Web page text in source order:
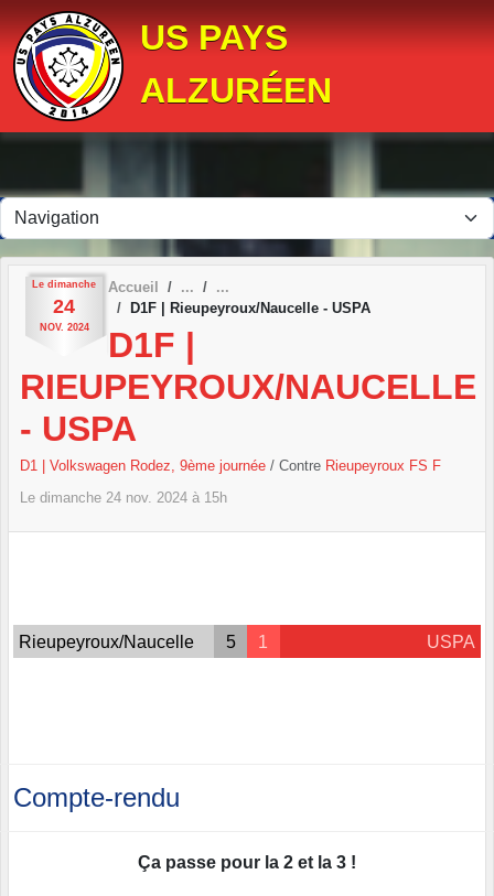
US PAYS
ALZURÉEN
Le dimanche
24
NOV. 2024
Accueil
D1F | Rieupeyroux/Naucelle - USPA
D1F |
RIEUPEYROUX/NAUCELLE
- USPA
D1 | Volkswagen Rodez, 9ème journée / Contre Rieupeyroux FS F
Le dimanche 24 nov. 2024 à 15h
Rieupeyroux/Naucelle 5 1 USPA
Compte-rendu
Ça passe pour la 2 et la 3 !
Panneau de gestion des cookies